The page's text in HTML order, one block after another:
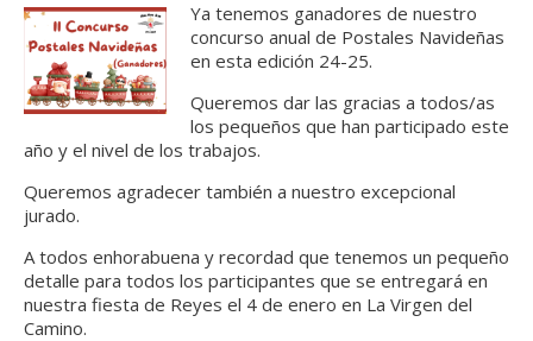
Ya tenemos ganadores de nuestro
concurso anual de Postales Navideñas
en esta edición 24-25.
Queremos dar las gracias a todos/as
los pequeños que han participado este
año y el nivel de los trabajos.
Queremos agradecer también a nuestro excepcional
jurado.
A todos enhorabuena y recordad que tenemos un pequeño
detalle para todos los participantes que se entregará en
nuestra fiesta de Reyes el 4 de enero en La Virgen del
Camino.